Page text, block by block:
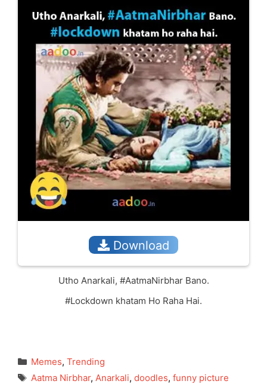
Download
Utho Anarkali, #AatmaNirbhar Bano.
#Lockdown khatam Ho Raha Hai.
Categories
Memes, Trending
Tags
Aatma Nirbhar, Anarkali, doodles, funny picture